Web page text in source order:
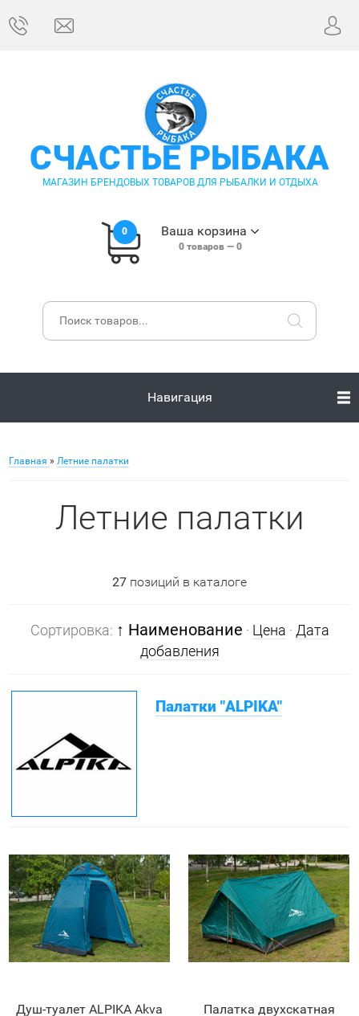
СЧАСТЬЕ РЫБАКА
МАГАЗИН БРЕНДОВЫХ ТОВАРОВ ДЛЯ РЫБАЛКИ И ОТДЫХА
0 Ваша корзина
0товаров — 0
Навигация
Главная » Летние палатки
Летние палатки
27 позиций в каталоге
Сортировка: ↑ Наименование · Цена · Дата
добавления
Палатки "ALPIKA"
Душ-туалет ALPIKA Akva
Палатка двухскатная